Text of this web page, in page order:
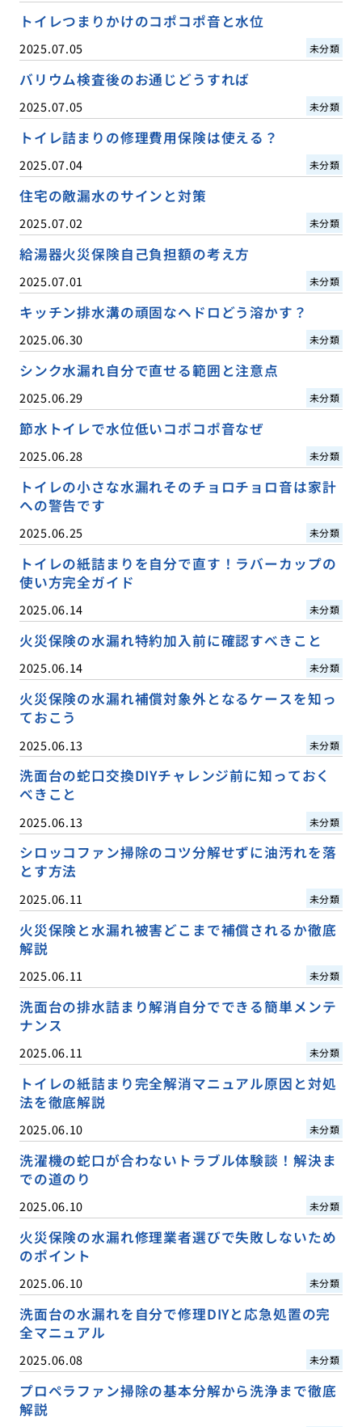
トイレつまりかけのコポコポ音と水位
2025.07.05 未分類
バリウム検査後のお通じどうすれば
2025.07.05 未分類
トイレ詰まりの修理費用保険は使える？
2025.07.04 未分類
住宅の敵漏水のサインと対策
2025.07.02 未分類
給湯器火災保険自己負担額の考え方
2025.07.01 未分類
キッチン排水溝の頑固なヘドロどう溶かす？
2025.06.30 未分類
シンク水漏れ自分で直せる範囲と注意点
2025.06.29 未分類
節水トイレで水位低いコポコポ音なぜ
2025.06.28 未分類
トイレの小さな水漏れそのチョロチョロ音は家計
への警告です
2025.06.25 未分類
トイレの紙詰まりを自分で直す！ラバーカップの
使い方完全ガイド
2025.06.14 未分類
火災保険の水漏れ特約加入前に確認すべきこと
2025.06.14 未分類
火災保険の水漏れ補償対象外となるケースを知っ
ておこう
2025.06.13 未分類
洗面台の蛇口交換DIYチャレンジ前に知っておく
べきこと
2025.06.13 未分類
シロッコファン掃除のコツ分解せずに油汚れを落
とす方法
2025.06.11 未分類
火災保険と水漏れ被害どこまで補償されるか徹底
解説
2025.06.11 未分類
洗面台の排水詰まり解消自分でできる簡単メンテ
ナンス
2025.06.11 未分類
トイレの紙詰まり完全解消マニュアル原因と対処
法を徹底解説
2025.06.10 未分類
洗濯機の蛇口が合わないトラブル体験談！解決ま
での道のり
2025.06.10 未分類
火災保険の水漏れ修理業者選びで失敗しないため
のポイント
2025.06.10 未分類
洗面台の水漏れを自分で修理DIYと応急処置の完
全マニュアル
2025.06.08 未分類
プロペラファン掃除の基本分解から洗浄まで徹底
解説